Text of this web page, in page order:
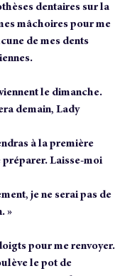
dentaires sur la
mâchoires pour me
de mes dents
le dimanche.
demain, Lady
à la première
Laisse-moi
je ne serai pas de
»
pour me renvoyer.
le pot de